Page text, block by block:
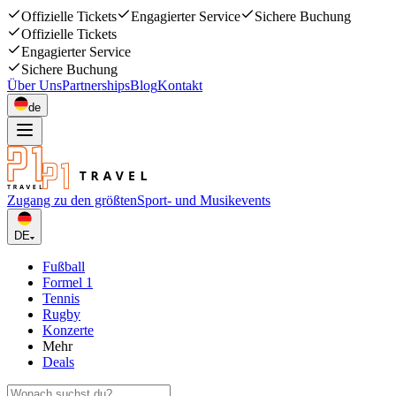
Offizielle Tickets Engagierter Service
Sichere Buchung
Offizielle Tickets
Engagierter Service
Sichere Buchung
Über UnsPartnershipsBlogKontakt
de
Zugang zu den größtenSport- und Musikevents
DE
Fußball
Formel 1
Tennis
Rugby
Konzerte
Mehr
Deals